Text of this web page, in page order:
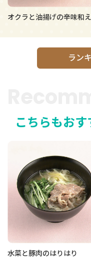
オクラと油揚げの辛味和え
ラン
こちらもおす
水菜と豚肉のはりはり